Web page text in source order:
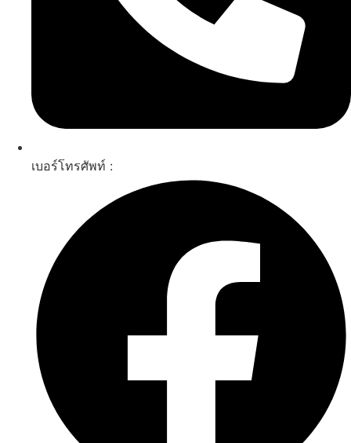
เบอร์โทรศัพท์ :